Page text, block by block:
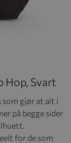
Hop, Svart
som gjør at alt i
på begge sider
for de som